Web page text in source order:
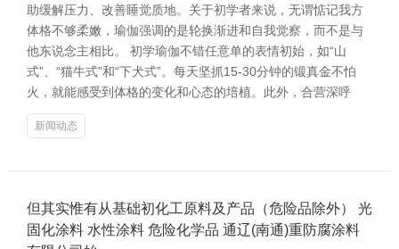
助缓解压力、改善睡觉质地。关于初学者来说，无谓惦记我方
体格不够柔嫩，瑜伽强调的是轮换渐进和自我觉察，而不是与
他东说念主相比。 初学瑜伽不错任意单的表情初始，如“山
式”、“猫牛式”和“下犬式”。每天坚抓15-30分钟的锻真金不怕
火，就能感受到体格的变化和心态的培植。此外，合营深呼
新闻动态
但其实惟有从基础初化工原料及产品（危险品除外） 光
固化涂料 水性涂料 危险化学品 通辽(南通)重防腐涂料